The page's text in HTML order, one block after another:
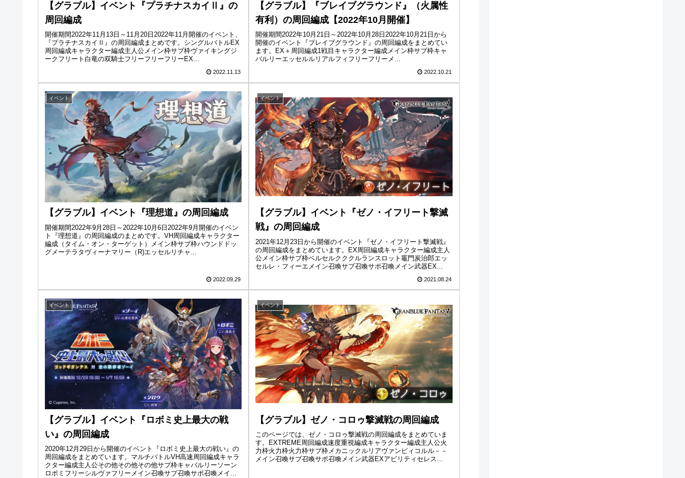
【グラブル】イベント『プラチナスカイⅡ』の
周回編成
開催期間2022年11月13日～11月20日2022年11月開催のイベント、
『プラチナスカイⅡ』の周回編成まとめです。シングルバトルEX
周回編成キャラクター編成主人公メイン枠サブ枠ヴァイキングジ
ークフリート白竜の双騎士フリーフリーフリーEX...
2022.11.13
【グラブル】『ブレイブグラウンド』（火属性
有利）の周回編成【2022年10月開催】
開催期間2022年10月21日～2022年10月28日2022年10月21日から
開催のイベント『ブレイブグラウンド』の周回編成をまとめてい
ます。EX＋周回編成1戦目キャラクター編成メイン枠サブ枠キャ
バルリーエッセルルリアルフィフリーフリーメ...
2022.10.21
イベント
【グラブル】イベント『理想道』の周回編成
開催期間2022年9月28日～2022年10月6日2022年9月開催のイベン
ト『理想道』の周回編成のまとめです。VH周回編成キャラクター
編成（タイム・オン・ターゲット）メイン枠サブ枠ハウンドドッ
グメーテラタヴィーナマリー（R)エッセルリチャ...
2022.09.29
イベント
【グラブル】イベント『ゼノ・イフリート撃滅
戦』の周回編成
2021年12月23日から開催のイベント『ゼノ・イフリート撃滅戦』
の周回編成をまとめています。EX周回編成キャラクター編成主人
公メイン枠サブ枠ベルセルクククルランスロット竈門炭治郎エッ
セルレ・フィーエメイン召喚サブ召喚サポ召喚メイン武器EX...
2021.08.24
イベント
【グラブル】イベント『ロボミ史上最大の戦
い』の周回編成
2020年12月29日から開催のイベント『ロボミ史上最大の戦い』の
周回編成をまとめています。マルチバトルVH高速周回編成キャラ
クター編成主人公その他その他その他サブ枠キャバルリーソーン
ロボミフリーシルヴァフリーメイン召喚サブ召喚サポ召喚メイ...
イベント
【グラブル】ゼノ・コロゥ撃滅戦の周回編成
このページでは、ゼノ・コロゥ撃滅戦の周回編成をまとめていま
す。EXTREME周回編成速度重視編成キャラクター編成主人公火
力枠火力枠火力枠サブ枠メカニックルリアヴァンピィコルル－－
メイン召喚サブ召喚サポ召喚メイン武器EXアビリティセレス